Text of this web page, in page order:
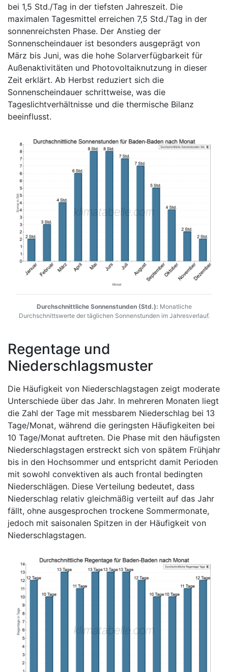
bei 1,5 Std./Tag in der tiefsten Jahreszeit. Die
maximalen Tagesmittel erreichen 7,5 Std./Tag in der
sonnenreichsten Phase. Der Anstieg der
Sonnenscheindauer ist besonders ausgeprägt von
März bis Juni, was die hohe Solarverfügbarkeit für
Außenaktivitäten und Photovoltaiknutzung in dieser
Zeit erklärt. Ab Herbst reduziert sich die
Sonnenscheindauer schrittweise, was die
Tageslichtverhältnisse und die thermische Bilanz
beeinflusst.
Durchschnittliche Sonnenstunden (Std.): Monatliche
Durchschnittswerte der täglichen Sonnenstunden im Jahresverlauf.
Regentage und
Niederschlagsmuster
Die Häufigkeit von Niederschlagstagen zeigt moderate
Unterschiede über das Jahr. In mehreren Monaten liegt
die Zahl der Tage mit messbarem Niederschlag bei 13
Tage/Monat, während die geringsten Häufigkeiten bei
10 Tage/Monat auftreten. Die Phase mit den häufigsten
Niederschlagstagen erstreckt sich von spätem Frühjahr
bis in den Hochsommer und entspricht damit Perioden
mit sowohl convektiven als auch frontal bedingten
Niederschlägen. Diese Verteilung bedeutet, dass
Niederschlag relativ gleichmäßig verteilt auf das Jahr
fällt, ohne ausgesprochen trockene Sommermonate,
jedoch mit saisonalen Spitzen in der Häufigkeit von
Niederschlagstagen.